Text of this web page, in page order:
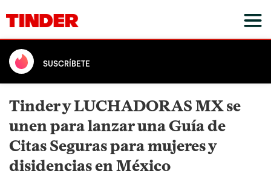
SUSCRÍBETE
Tinder y LUCHADORAS MX se
unen para lanzar una Guía de
Citas Seguras para mujeres y
disidencias en México